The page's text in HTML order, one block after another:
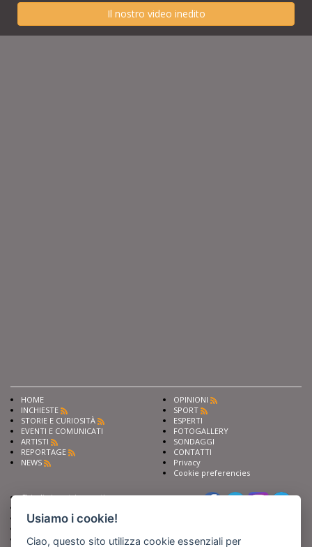
Il nostro video inedito
HOME
INCHIESTE
STORIE E CURIOSITÀ
EVENTI E COMUNICATI
ARTISTI
REPORTAGE
NEWS
OPINIONI
SPORT
ESPERTI
FOTOGALLERY
SONDAGGI
CONTATTI
Privacy
Cookie preferencies
Chiedi ai nostri esperti
Fai pubblicità con noi
Iscriviti al nostro corso di
Usiamo i cookie!
Ciao, questo sito utilizza cookie essenziali per